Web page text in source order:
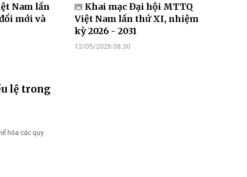
Nam lần
mới và
Khai mạc Đại hội MTTQ
Việt Nam lần thứ XI, nhiệm
kỳ 2026 - 2031
12/05/2026 08:30
lệ trong
hóa các quy